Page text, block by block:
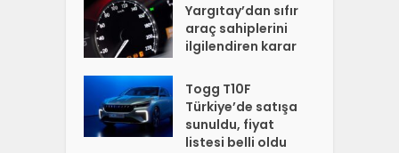
Yargıtay’dan sıfır
araç sahiplerini
ilgilendiren karar
Togg T10F
Türkiye’de satışa
sunuldu, fiyat
listesi belli oldu